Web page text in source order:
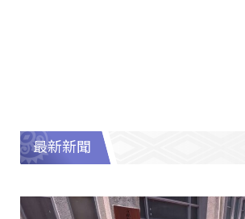
最新新聞